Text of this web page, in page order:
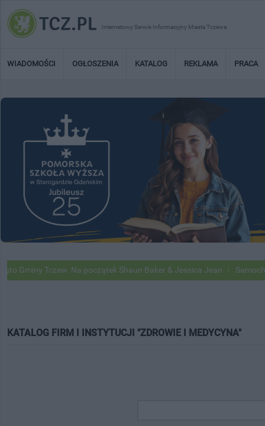
Internetowy Serwis Informacyjny Miasta Tczewa
WIADOMOŚCI OGŁOSZENIA KATALOG REKLAMA PRACA
Tczew. Na początek Shaun Baker & Jessica Jean Samochody
KATALOG FIRM I INSTYTUCJI "ZDROWIE I MEDYCYNA"